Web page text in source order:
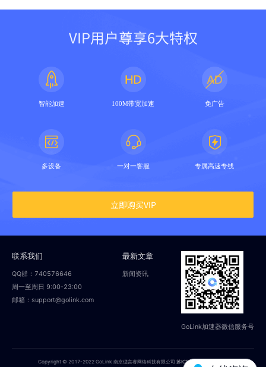
VIP用户尊享6大特权
智能加速 100M带宽加速 免广告
多设备 一对一客服 专属高速专线
立即购买VIP
联系我们
QQ群：740576646
周一至周日 9:00-23:00
邮箱：support@golink.com
最新文章
新闻资讯
GoLink加速器微信服务号
Copyright © 2017-2022 GoLink 南京偲言睿网络科技有限公司苏ICP备18014251号-2